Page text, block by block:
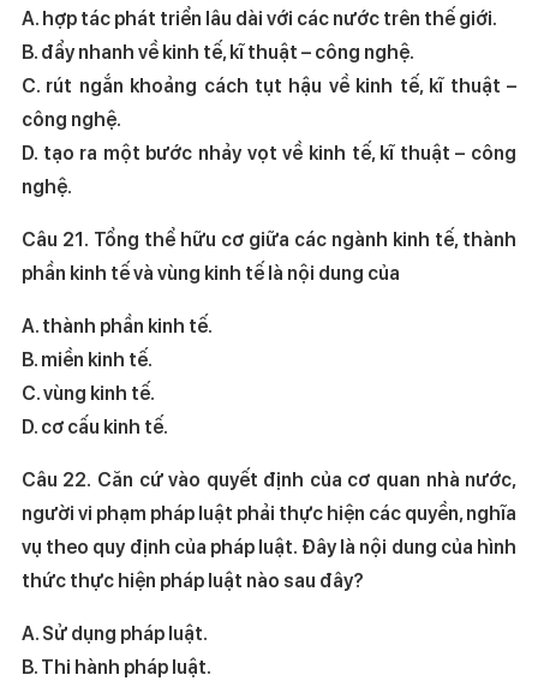
A. hợp tác phát triển lâu dài với các nước trên thế giới.
B. đẩy nhanh về kinh tế, kĩ thuật – công nghệ.
C. rút ngắn khoảng cách tụt hậu về kinh tế, kĩ thuật –
công nghệ.
D. tạo ra một bước nhảy vọt về kinh tế, kĩ thuật – công
nghệ.
Câu 21. Tổng thể hữu cơ giữa các ngành kinh tế, thành
phần kinh tế và vùng kinh tế là nội dung của
A. thành phần kinh tế.
B. miền kinh tế.
C. vùng kinh tế.
D. cơ cấu kinh tế.
Câu 22. Căn cứ vào quyết định của cơ quan nhà nước,
người vi phạm pháp luật phải thực hiện các quyền, nghĩa
vụ theo quy định của pháp luật. Đây là nội dung của hình
thức thực hiện pháp luật nào sau đây?
A. Sử dụng pháp luật.
B. Thi hành pháp luật.